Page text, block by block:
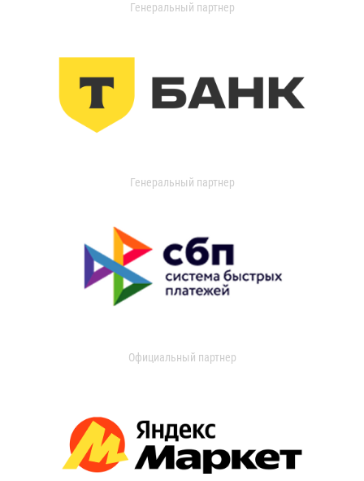
Генеральный партнер
Генеральный партнер
Официальный партнер